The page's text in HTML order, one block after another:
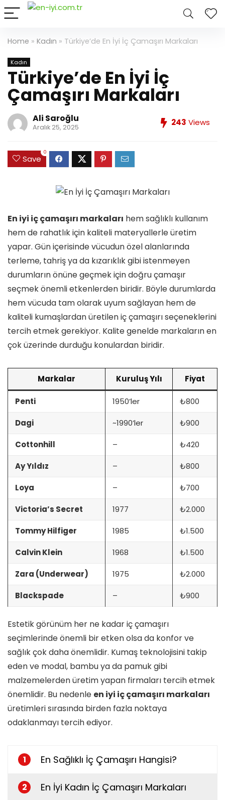
Home » Kadın » Türkiye’de En İyi İç Çamaşırı Markaları
Kadın
Türkiye’de En İyi İç
Çamaşırı Markaları
Ali Saroğlu
Aralık 25, 2025 243 Views
Save
0
En iyi iç çamaşırı markaları hem sağlıklı kullanım
hem de rahatlık için kaliteli materyallerle üretim
yapar. Gün içerisinde vücudun özel alanlarında
terleme, tahriş ya da kızarıklık gibi istenmeyen
durumların önüne geçmek için doğru çamaşır
seçmek önemli etkenlerden biridir. Böyle durumlarda
hem vücuda tam olarak uyum sağlayan hem de
kaliteli kumaşlardan üretilen iç çamaşırı seçeneklerini
tercih etmek gerekiyor. Kalite genelde markaların en
çok üzerinde durduğu konulardan biridir.
Markalar Kuruluş Yılı Fiyat
Penti 1950’ler ₺800
Dagi ~1990’ler ₺900
Cottonhill – ₺420
Ay Yıldız – ₺800
Loya – ₺700
Victoria’s Secret 1977 ₺2.000
Tommy Hilfiger 1985 ₺1.500
Calvin Klein 1968 ₺1.500
Zara (Underwear) 1975 ₺2.000
Blackspade – ₺900
Estetik görünüm her ne kadar iç çamaşırı
seçimlerinde önemli bir etken olsa da konfor ve
sağlık çok daha önemlidir. Kumaş teknolojisini takip
eden ve modal, bambu ya da pamuk gibi
malzemelerden üretim yapan firmaları tercih etmek
önemlidir. Bu nedenle en iyi iç çamaşırı markaları
üretimleri sırasında birden fazla noktaya
odaklanmayı tercih ediyor.
1 En Sağlıklı İç Çamaşırı Hangisi?
2 En İyi Kadın İç Çamaşırı Markaları